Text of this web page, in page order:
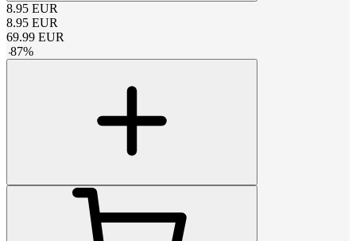
8.95 EUR
8.95 EUR
69.99 EUR
-87%